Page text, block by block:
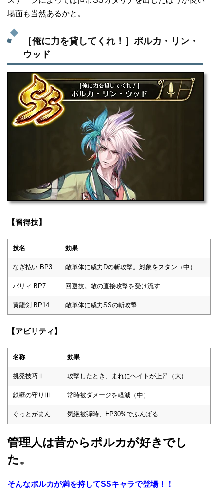
場面も当然あるかと。
［俺に力を貸してくれ！］ポルカ・リン・
ウッド
【習得技】
技名 効果
なぎ払い BP3 敵単体に威力Dの斬攻撃。対象をスタン（中）
パリィ BP7 回避技。敵の直接攻撃を受け流す
黄龍剣 BP14 敵単体に威力SSの斬攻撃
【アビリティ】
名称 効果
挑発技巧Ⅱ 攻撃したとき、まれにヘイトが上昇（大）
鉄壁の守りⅢ 常時被ダメージを軽減（中）
ぐっとがまん 気絶被弾時、HP30%でふんばる
管理人は昔からポルカが好きでし
た。
そんなポルカが満を持してSSキャラで登場！！